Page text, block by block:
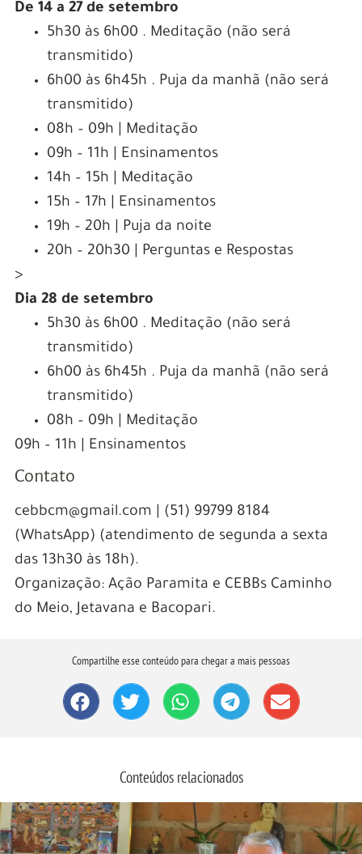
De 14 a 27 de setembro
5h30 às 6h00 . Meditação (não será
transmitido)
6h00 às 6h45h . Puja da manhã (não será
transmitido)
08h – 09h | Meditação
09h – 11h | Ensinamentos
14h – 15h | Meditação
15h – 17h | Ensinamentos
19h – 20h | Puja da noite
20h – 20h30 | Perguntas e Respostas
>
Dia 28 de setembro
5h30 às 6h00 . Meditação (não será
transmitido)
6h00 às 6h45h . Puja da manhã (não será
transmitido)
08h – 09h | Meditação
09h – 11h | Ensinamentos
Contato
cebbcm@gmail.com | (51) 99799 8184
(WhatsApp) (atendimento de segunda a sexta
das 13h30 às 18h).
Organização: Ação Paramita e CEBBs Caminho
do Meio, Jetavana e Bacopari.
Compartilhe esse conteúdo para chegar a mais pessoas
Conteúdos relacionados